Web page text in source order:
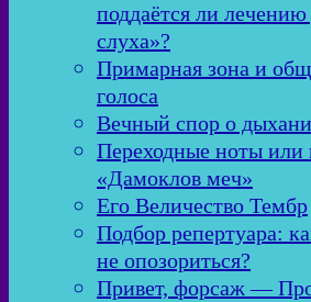
поддаётся ли лечению
слуха»?
Примарная зона и
голоса
Вечный спор о
Переходные ноты или
«Дамоклов меч»
Его Величество Тембр
Подбор репертуара:
не опозориться?
Привет, форсаж —